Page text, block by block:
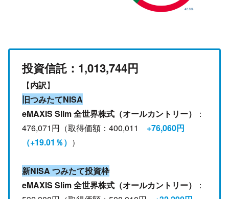
投資信託：1,013,744円
【内訳】
旧つみたてNISA
eMAXIS Slim 全世界株式（オールカントリー）
：
476,071円（取得価額：400,011 +76,060円
（+19.01％） ）
新NISA つみたて投資枠
eMAXIS Slim 全世界株式（オールカントリー）
：